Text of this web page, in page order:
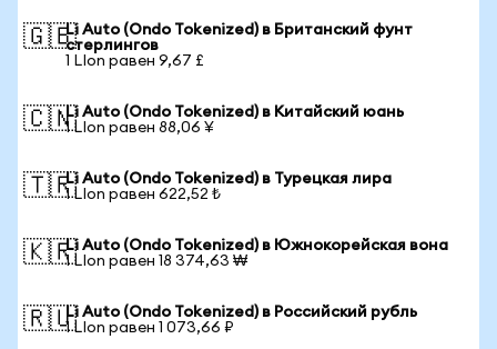
🇬🇧Li Auto (Ondo Tokenized) в Британский фунт
стерлингов
1 LIon равен 9,67 £
🇨🇳Li Auto (Ondo Tokenized) в Китайский юань
1 LIon равен 88,06 ¥
🇹🇷Li Auto (Ondo Tokenized) в Турецкая лира
1 LIon равен 622,52 ₺
🇰🇷Li Auto (Ondo Tokenized) в Южнокорейская вона
1 LIon равен 18 374,63 ₩
🇷🇺Li Auto (Ondo Tokenized) в Российский рубль
1 LIon равен 1 073,66 ₽